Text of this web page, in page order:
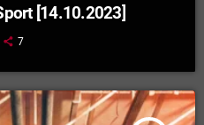
[14.10.2023]
7